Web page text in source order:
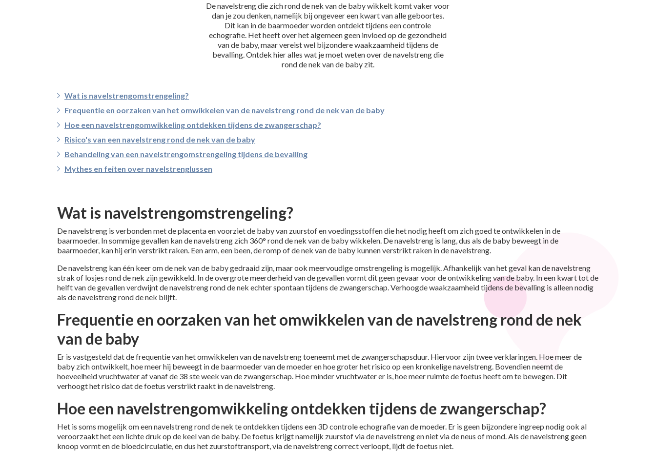
De navelstreng die zich rond de nek van de baby wikkelt komt vaker voor
dan je zou denken, namelijk bij ongeveer een kwart van alle geboortes.
Dit kan in de baarmoeder worden ontdekt tijdens een controle
echografie. Het heeft over het algemeen geen invloed op de gezondheid
van de baby, maar vereist wel bijzondere waakzaamheid tijdens de
bevalling. Ontdek hier alles wat je moet weten over de navelstreng die
rond de nek van de baby zit.
Wat is navelstrengomstrengeling?
Frequentie en oorzaken van het omwikkelen van de navelstreng rond de nek van de baby
Hoe een navelstrengomwikkeling ontdekken tijdens de zwangerschap?
Risico's van een navelstreng rond de nek van de baby
Behandeling van een navelstrengomstrengeling tijdens de bevalling
Mythes en feiten over navelstrenglussen
Wat is navelstrengomstrengeling?
De navelstreng is verbonden met de placenta en voorziet de baby van zuurstof en voedingsstoffen die het nodig heeft om zich goed te ontwikkelen in de
baarmoeder. In sommige gevallen kan de navelstreng zich 360° rond de nek van de baby wikkelen. De navelstreng is lang, dus als de baby beweegt in de
baarmoeder, kan hij erin verstrikt raken. Een arm, een been, de romp of de nek van de baby kunnen verstrikt raken in de navelstreng.
De navelstreng kan één keer om de nek van de baby gedraaid zijn, maar ook meervoudige omstrengeling is mogelijk. Afhankelijk van het geval kan de navelstreng
strak of losjes rond de nek zijn gewikkeld. In de overgrote meerderheid van de gevallen vormt dit geen gevaar voor de ontwikkeling van de baby. In een kwart tot de
helft van de gevallen verdwijnt de navelstreng rond de nek echter spontaan tijdens de zwangerschap. Verhoogde waakzaamheid tijdens de bevalling is alleen nodig
als de navelstreng rond de nek blijft.
Frequentie en oorzaken van het omwikkelen van de navelstreng rond de nek
van de baby
Er is vastgesteld dat de frequentie van het omwikkelen van de navelstreng toeneemt met de zwangerschapsduur. Hiervoor zijn twee verklaringen. Hoe meer de
baby zich ontwikkelt, hoe meer hij beweegt in de baarmoeder van de moeder en hoe groter het risico op een kronkelige navelstreng. Bovendien neemt de
hoeveelheid vruchtwater af vanaf de 38 ste week van de zwangerschap. Hoe minder vruchtwater er is, hoe meer ruimte de foetus heeft om te bewegen. Dit
verhoogt het risico dat de foetus verstrikt raakt in de navelstreng.
Hoe een navelstrengomwikkeling ontdekken tijdens de zwangerschap?
Het is soms mogelijk om een navelstreng rond de nek te ontdekken tijdens een 3D controle echografie van de moeder. Er is geen bijzondere ingreep nodig ook al
veroorzaakt het een lichte druk op de keel van de baby. De foetus krijgt namelijk zuurstof via de navelstreng en niet via de neus of mond. Als de navelstreng geen
knoop vormt en de bloedcirculatie, en dus het zuurstoftransport, via de navelstreng correct verloopt, lijdt de foetus niet.